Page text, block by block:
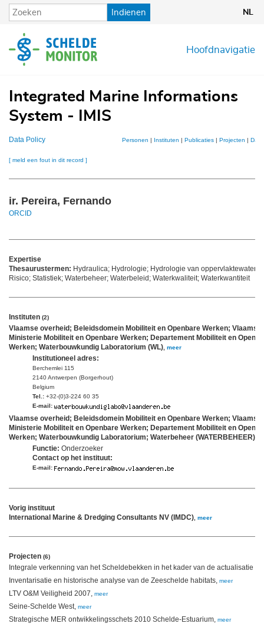
Overslaan
en
de
inhoud
Indienen NL
Hoofdnavigatie
Integrated Marine Informations
System - IMIS
Data Policy Personen | Instituten | Publicaties| Projecten |
[ meld een fout in dit record ]
ir. Pereira, Fernando
ORCID
Expertise
Thesaurustermen: Hydraulica; Hydrologie; Hydrologie van oppervlaktewater;
Risico; Statistiek; Waterbeheer; Waterbeleid; Waterkwaliteit; Waterkwantiteit
Instituten (2)
Vlaamse overheid; Beleidsdomein Mobiliteit en Openbare Werken; Vlaams
Ministerie Mobiliteit en Openbare Werken; Departement Mobiliteit en
Werken; Waterbouwkundig Laboratorium (WL) meer
Institutioneel adres:
Berchemlei 115
2140 Antwerpen (Borgerhout)
Belgium
Tel.: +32-(0)3-224 60 35
E-mail:
Vlaamse overheid; Beleidsdomein Mobiliteit en Openbare Werken; Vlaams
Ministerie Mobiliteit en Openbare Werken; Departement Mobiliteit en
Werken; Waterbouwkundig Laboratorium; Waterbeheer (WATERBEHEER)
Functie: Onderzoeker
Contact op het instituut:
E-mail:
Vorig instituut
International Marine & Dredging Consultants NV (IMDC) meer
Projecten (6)
Integrale verkenning van het Scheldebekken in het kader van de actualisatie
Inventarisatie en historische analyse van de Zeeschelde habitats, meer
LTV O&M Veiligheid 2007, meer
Seine-Schelde West, meer
Strategische MER ontwikkelingsschets 2010 Schelde-Estuarium, meer